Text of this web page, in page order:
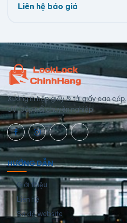
Liên hệ báo giá
Xưởng in hộp giấy & túi giấy cao
UV, dập nổi chuyên nghiệp.
HƯỚNG DẪN
Giới thiệu
Liên hệ
Sơ đồ website